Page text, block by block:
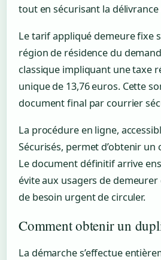
tout en sécurisant la
Le tarif appliqué demeure fixe
région de résidence du
classique impliquant une taxe
unique de 13,76 euros. Cette
document final par courrier
La procédure en ligne,
Sécurisés, permet d’obtenir
Le document définitif arrive
évite aux usagers de
de besoin urgent de circuler.
Comment obtenir un
La démarche s’effectue